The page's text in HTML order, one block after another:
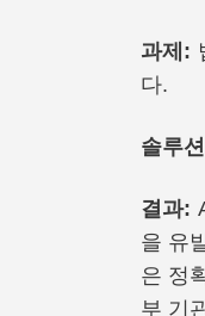
과제:
다.
솔루
결과:
을 유
은 정
부 기